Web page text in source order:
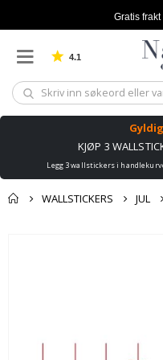
Gratis frakt
4.1 Basert på
KJØP 3
Legg 3 wallstickers i
WALLSTICKERS JUL